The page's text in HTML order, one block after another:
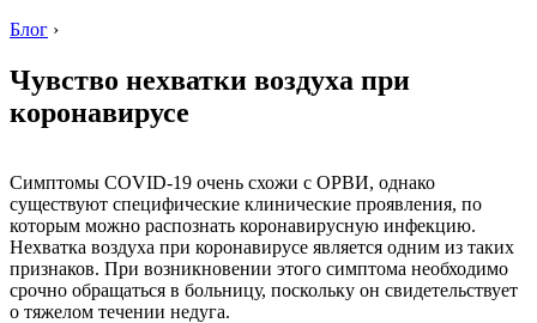
Блог ›
Чувство нехватки воздуха при
коронавирусе
Симптомы COVID-19 очень схожи с ОРВИ, однако
существуют специфические клинические проявления, по
которым можно распознать коронавирусную инфекцию.
Нехватка воздуха при коронавирусе является одним из таких
признаков. При возникновении этого симптома необходимо
срочно обращаться в больницу, поскольку он свидетельствует
о тяжелом течении недуга.